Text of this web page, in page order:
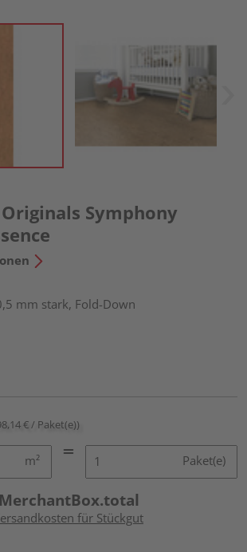
Symphony
mm stark, Fold-Down
€ / Paket(e))
m² Paket(e)
für Stückgut